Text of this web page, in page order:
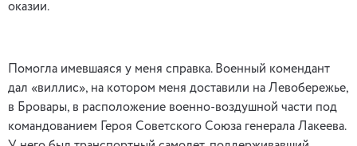
оказии.
Помогла имевшаяся у меня справка. Военный комендант
дал «виллис», на котором меня доставили на Левобережье,
в Бровары, в расположение военно-воздушной части под
командованием Героя Советского Союза генерала Лакеева.